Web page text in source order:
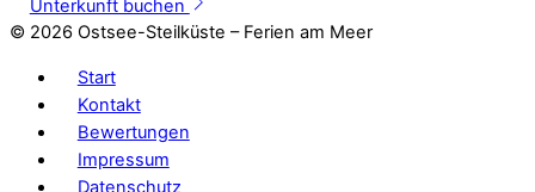
Unterkunft buchen
© 2026 Ostsee-Steilküste – Ferien am Meer
Start
Kontakt
Bewertungen
Impressum
Datenschutz